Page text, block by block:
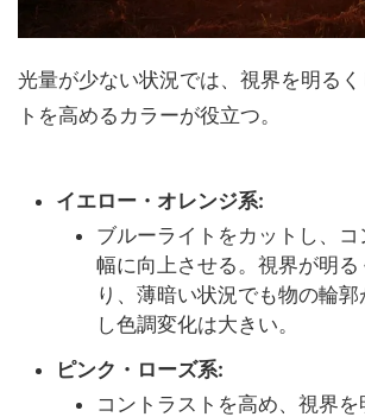
光量が少ない状況では、視界を明る
トを高めるカラーが役立つ。
イエロー・オレンジ系:
ブルーライトをカットし、
幅に向上させる。視界が明
り、薄暗い状況でも物の輪
し色調変化は大きい。
ピンク・ローズ系:
コントラストを高め、視界を